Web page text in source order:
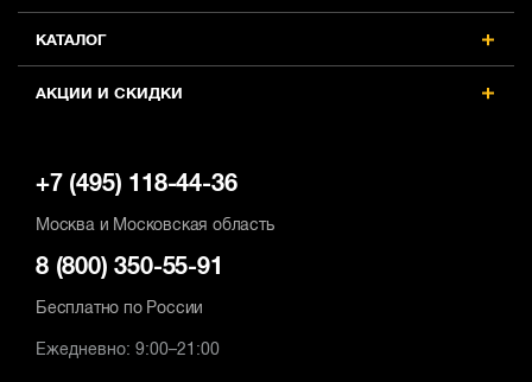
КАТАЛОГ
АКЦИИ И СКИДКИ
+7 (495) 118-44-36
Москва и Московская область
8 (800) 350-55-91
Бесплатно по России
Ежедневно: 9:00–21:00